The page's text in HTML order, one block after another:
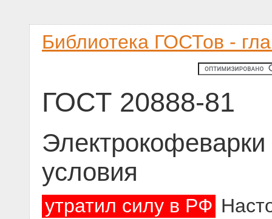
Библиотека ГОСТов -
ГОСТ 20888-81
условия
утратил силу в РФ